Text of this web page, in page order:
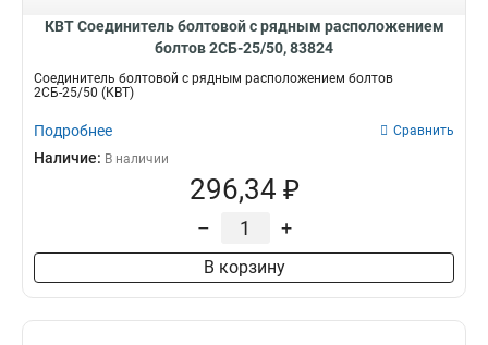
КВТ Соединитель болтовой с рядным расположением
болтов 2СБ-25/50, 83824
Соединитель болтовой с рядным расположением болтов
2СБ-25/50 (КВТ)
Подробнее Сравнить
Наличие: В наличии
296,34 ₽
– +
В корзину